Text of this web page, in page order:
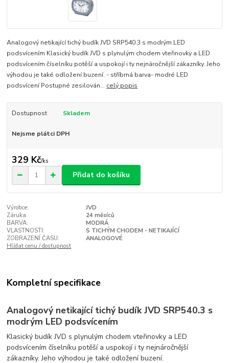
Analogový netikající tichý budík JVD SRP540.3 s modrým LED
podsvícením Klasický budík JVD s plynulým chodem vteřinovky a LED
podsvícením číselníku potěší a uspokojí i ty nejnáročnější zákazníky. Jeho
výhodou je také odložení buzení. - stříbrná barva- modré LED
podsvícení Postupné zesilován... celý popis
Dostupnost Skladem
Nejsme plátci DPH
329 Kč/ks
Přidat do košíku
Výrobce:
JVD
Záruka:
24 měsíců
BARVA:
MODRÁ
VLASTNOSTI:
S TICHÝM CHODEM - NETIKAJÍCÍ
ZOBRAZENÍ ČASU:
ANALOGOVÉ
Hlídat cenu / dostupnost
Kompletní specifikace
Analogový netikající tichý budík JVD SRP540.3 s
modrým LED podsvícením
Klasický budík JVD s plynulým chodem vteřinovky a LED
podsvícením číselníku potěší a uspokojí i ty nejnáročnější
zákazníky. Jeho výhodou je také odložení buzení.